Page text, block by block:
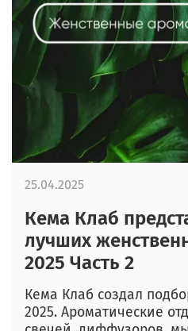
Кема Клаб
лучших
2025 Часть 2
Кема Клаб создал
2025. Ароматические
25.04.2025